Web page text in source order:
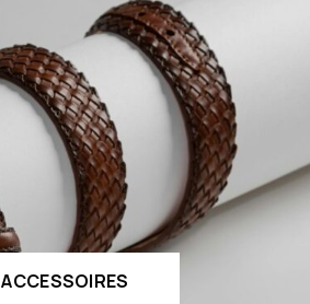
ACCESSOIRES